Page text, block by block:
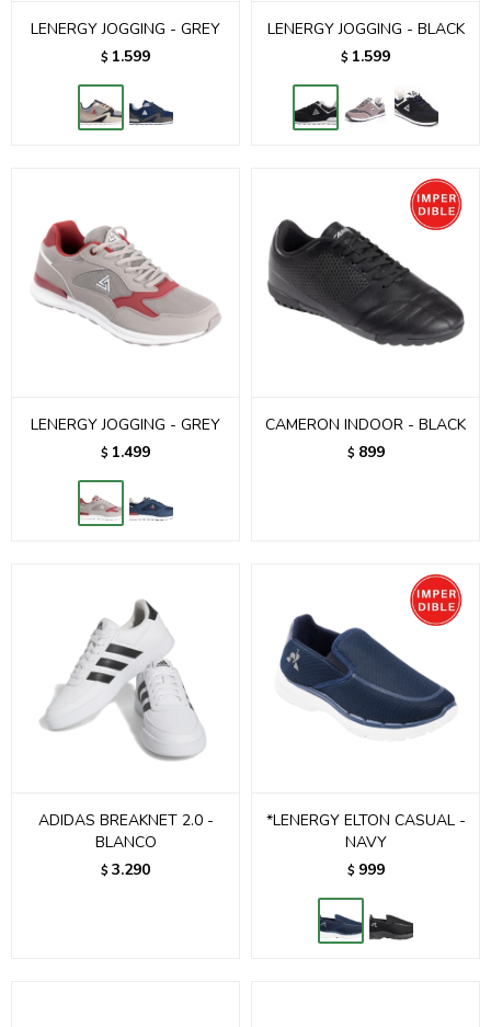
LENERGY JOGGING - GREY
$ 1.599
LENERGY JOGGING - BLACK
$ 1.599
LENERGY JOGGING - GREY
$ 1.499
CAMERON INDOOR - BLACK
$ 899
ADIDAS BREAKNET 2.0 -
BLANCO
$ 3.290
*LENERGY ELTON CASUAL -
NAVY
$ 999